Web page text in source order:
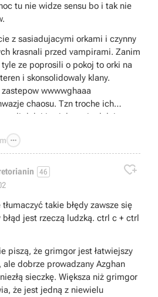
tu nie widze sensu bo i tak nie
czynny
krasnali przed vampirami. Zanim
ze poprosili o pokoj to orki na
i skonsolidowaly klany.
wwwwghaaa
chaosu. Tzn troche ich
dalej i zajalem sie dalej
orkow to ludzie po wielkich
Teraz mam tylko kilka twierdz z
roboty oprocz klikania next tur i
:(.

46 
takie błędy zawsze się
jest rzeczą ludzką. ctrl c + ctrl
piszą, że grimgor jest łatwiejszy
dobrze prowadzany Azghan
sieczkę. Większa niż grimgor
że jest jedną z niewielu